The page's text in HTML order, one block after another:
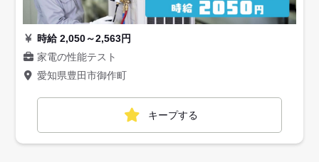
時給 2,050～2,563円
家電の性能テスト
愛知県豊田市御作町
キープする